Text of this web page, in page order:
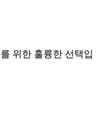
위한 훌륭한 선택입